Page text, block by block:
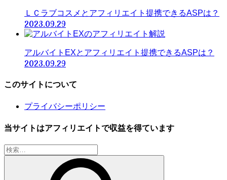
ＬＣラブコスメとアフィリエイト提携できるASPは？
2023.09.29
アルバイトEXとアフィリエイト提携できるASPは？
2023.09.29
このサイトについて
プライバシーポリシー
当サイトはアフィリエイトで収益を得ています
検
索: